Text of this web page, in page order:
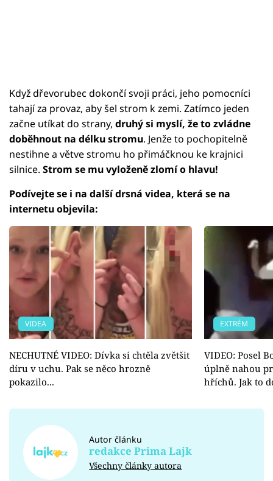
Když dřevorubec dokončí svoji práci, jeho pomocníci
tahají za provaz, aby šel strom k zemi. Zatímco jeden
začne utíkat do strany, druhý si myslí, že to zvládne
doběhnout na délku stromu. Jenže to pochopitelně
nestihne a větve stromu ho přimáčknou ke krajnici
silnice. Strom se mu vyloženě zlomí o hlavu!
Podívejte se i na další drsná videa, která se na
internetu objevila:
VIDEA
NECHUTNÉ VIDEO: Dívka si chtěla zvětšit
díru v uchu. Pak se něco hrozně
pokazilo...
EXTRÉM
VIDEO: Posel
úplně nahou
hříchů. Jak to
Autor článku
redakce Prima Lajk
Všechny články autora